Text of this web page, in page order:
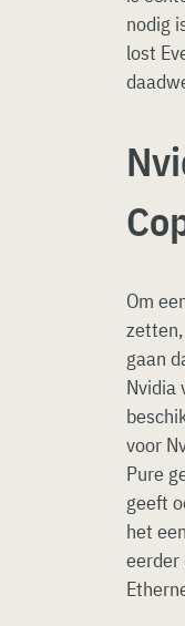
nodig
lost
Om
gaan
Nvidia
voor
Pure
geeft
het